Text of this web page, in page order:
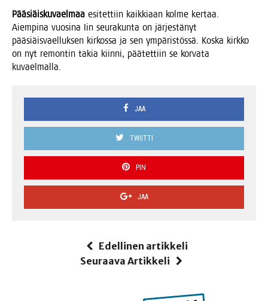
Pää­siäis­ku­vael­maa esi­tet­tiin kaik­ki­aan kol­me ker­taa.
Aiem­pi­na vuo­si­na Iin seu­ra­kun­ta on jär­jes­tä­nyt
pää­siäis­vael­luk­sen kir­kos­sa ja sen ympä­ris­tös­sä. Kos­ka kirk­ko
on nyt remon­tin takia kiin­ni, pää­tet­tiin se kor­va­ta
kuvaelmalla.
JAA
TWIITTI
PIN
JAA
Edellinen artikkeli
Seuraava Artikkeli